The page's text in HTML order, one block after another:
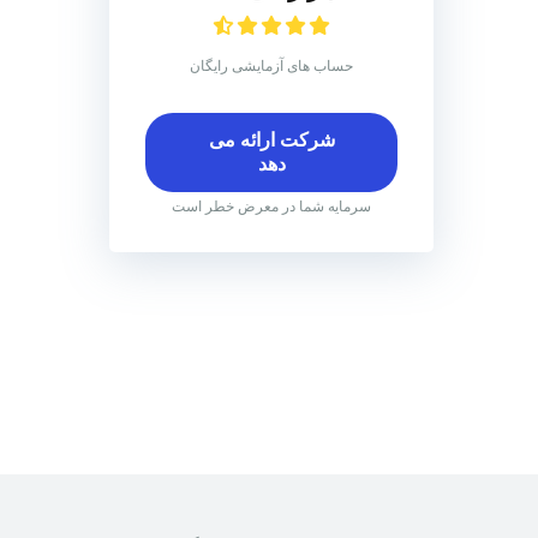
حساب های آزمایشی رایگان
شرکت ارائه می
دهد
سرمایه شما در معرض خطر است